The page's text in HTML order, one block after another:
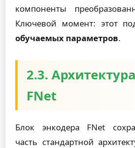
компоненты
Ключевой момент: этот
обучаемых параметров.
2.3.
FNet
Блок энкодера FNet
часть стандартной